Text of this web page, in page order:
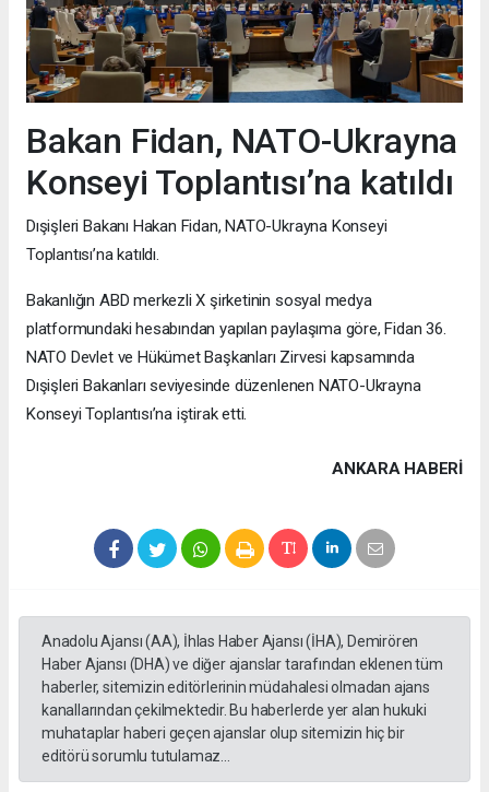
Bakan Fidan, NATO-Ukrayna
Konseyi Toplantısı’na katıldı
Dışişleri Bakanı Hakan Fidan, NATO-Ukrayna Konseyi
Toplantısı’na katıldı.
Bakanlığın ABD merkezli X şirketinin sosyal medya
platformundaki hesabından yapılan paylaşıma göre, Fidan 36.⁠
⁠NATO Devlet ve Hükümet Başkanları Zirvesi kapsamında
Dışişleri Bakanları seviyesinde düzenlenen NATO-Ukrayna
Konseyi Toplantısı’na iştirak etti.
ANKARA HABERİ
Anadolu Ajansı (AA), İhlas Haber Ajansı (İHA), Demirören
Haber Ajansı (DHA) ve diğer ajanslar tarafından eklenen tüm
haberler, sitemizin editörlerinin müdahalesi olmadan ajans
kanallarından çekilmektedir. Bu haberlerde yer alan hukuki
muhataplar haberi geçen ajanslar olup sitemizin hiç bir
editörü sorumlu tutulamaz...